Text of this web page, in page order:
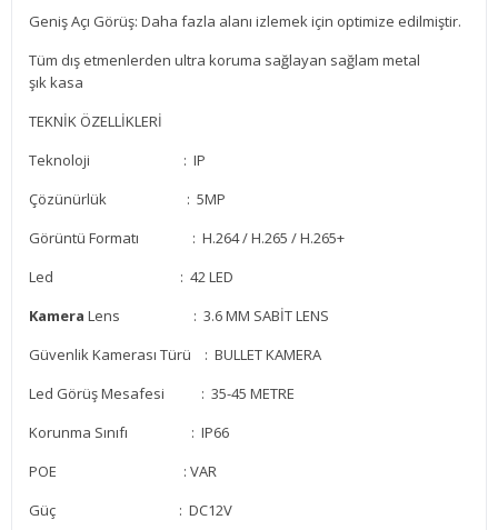
Geniş Açı Görüş: Daha fazla alanı izlemek için optimize edilmiştir.
Tüm dış etmenlerden ultra koruma sağlayan sağlam metal
şık kasa
TEKNİK ÖZELLİKLERİ
Teknoloji : IP
Çözünürlük : 5MP
Görüntü Formatı : H.264 / H.265 / H.265+
Led : 42 LED
Kamera Lens : 3.6 MM SABİT LENS
Güvenlik Kamerası Türü : BULLET KAMERA
Led Görüş Mesafesi : 35-45 METRE
Korunma Sınıfı : IP66
POE
: VAR
Güç : DC12V